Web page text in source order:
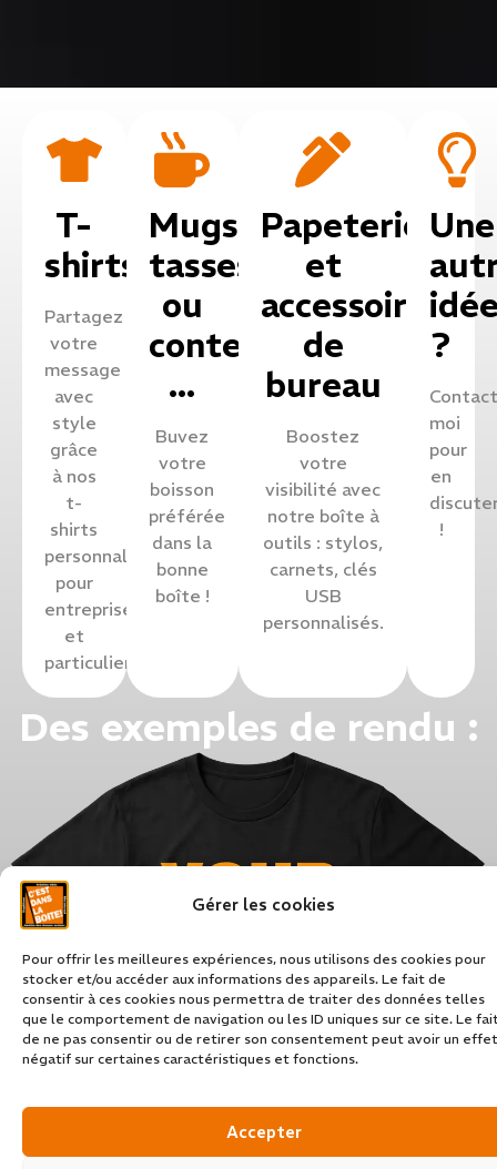
Gérer les cookies
Pour offrir les meilleures expériences, nous utilisons des cookies pour
stocker et/ou accéder aux informations des appareils. Le fait de
consentir à ces cookies nous permettra de traiter des données telles
que le comportement de navigation ou les ID uniques sur ce site. Le
de ne pas consentir ou de retirer son consentement peut avoir un effet
négatif sur certaines caractéristiques et fonctions.
Accepter
T-
shirts
Partagez
votre
message
avec
style
grâce
à nos
t-
shirts
personnalisés
pour
entreprises
et
particuliers
Mugs,
tasses
ou
contenants
...
Buvez
votre
boisson
préférée
dans la
bonne
boîte !
Papeterie
et
accessoires
de
bureau
Boostez
votre
visibilité avec
notre boîte à
outils : stylos,
carnets, clés
USB
personnalisés.
Une
?
moi
pour
en
!
Des exemples de rendu :